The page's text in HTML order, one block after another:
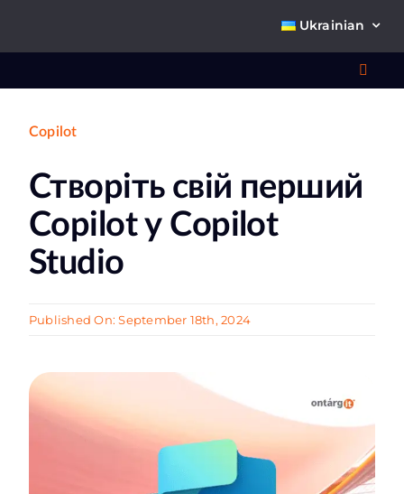
Ukrainian
Copilot
Створіть свій перший
Copilot у Copilot
Studio
Published On: September 18th, 2024